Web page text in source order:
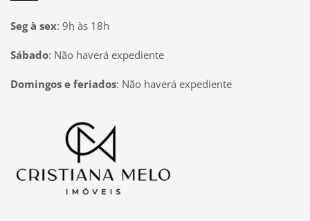
Seg à sex: 9h às 18h
Sábado: Não haverá expediente
Domingos e feriados: Não haverá expediente
Página inicial